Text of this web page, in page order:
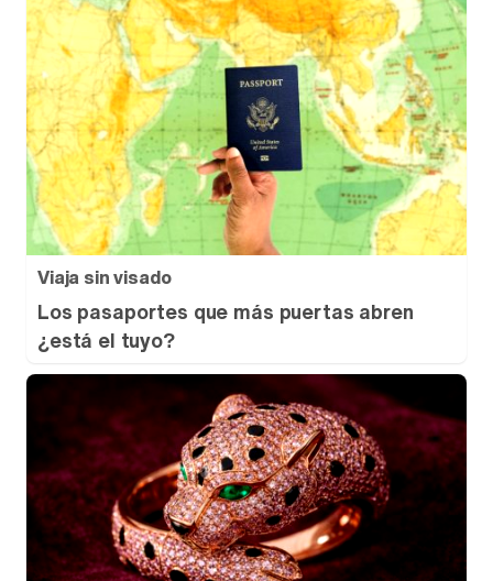
Viaja sin visado
Los pasaportes que más puertas abren
¿está el tuyo?